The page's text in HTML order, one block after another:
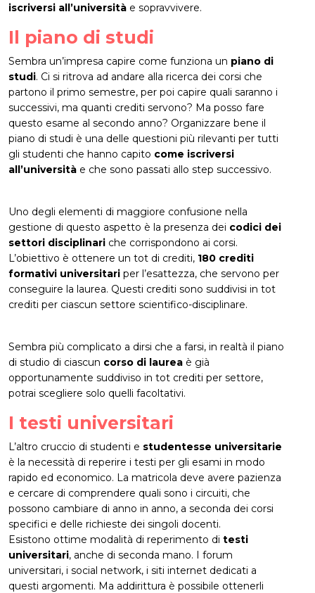
iscriversi all’università e sopravvivere.
Il piano di studi
Sembra un’impresa capire come funziona un piano di
studi. Ci si ritrova ad andare alla ricerca dei corsi che
partono il primo semestre, per poi capire quali saranno i
successivi, ma quanti crediti servono? Ma posso fare
questo esame al secondo anno? Organizzare bene il
piano di studi è una delle questioni più rilevanti per tutti
gli studenti che hanno capito come iscriversi
all’università e che sono passati allo step successivo.
Uno degli elementi di maggiore confusione nella
gestione di questo aspetto è la presenza dei codici dei
settori disciplinari che corrispondono ai corsi.
L’obiettivo è ottenere un tot di crediti, 180 crediti
formativi universitari per l’esattezza, che servono per
conseguire la laurea. Questi crediti sono suddivisi in tot
crediti per ciascun settore scientifico-disciplinare.
Sembra più complicato a dirsi che a farsi, in realtà il piano
di studio di ciascun corso di laurea è già
opportunamente suddiviso in tot crediti per settore,
potrai scegliere solo quelli facoltativi.
I testi universitari
L’altro cruccio di studenti e studentesse universitarie
è la necessità di reperire i testi per gli esami in modo
rapido ed economico. La matricola deve avere pazienza
e cercare di comprendere quali sono i circuiti, che
possono cambiare di anno in anno, a seconda dei corsi
specifici e delle richieste dei singoli docenti.
Esistono ottime modalità di reperimento di testi
universitari, anche di seconda mano. I forum
universitari, i social network, i siti internet dedicati a
questi argomenti. Ma addirittura è possibile ottenerli